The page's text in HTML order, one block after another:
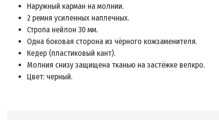
Наружный карман на молнии.
2 ремня усиленных наплечных.
Стропа нейлон 30 мм.
Одна боковая сторона из чёрного кожзаменителя.
Кедер (пластиковый кант).
Молния снизу защищена тканью на застёжке велкро.
Цвет: черный.